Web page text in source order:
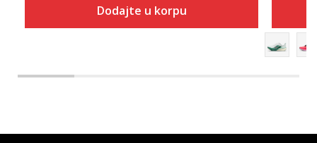
Dodajte u korpu